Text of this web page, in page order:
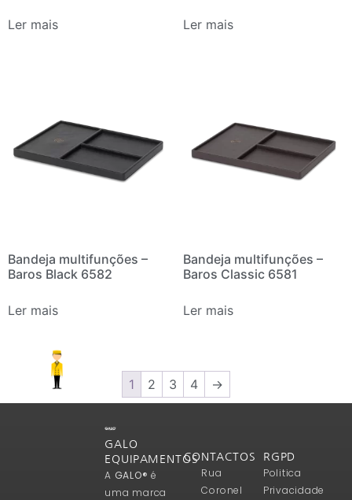
Ler mais Ler mais
Bandeja multifunções –
Baros Black 6582
Ler mais
Bandeja multifunções –
Baros Classic 6581
Ler mais
1 2 3 4 →
GALO
EQUIPAMENTOS
A GALO® é
uma marca
CONTACTOS
Rua
Coronel
RGPD
Politica
Privacidade